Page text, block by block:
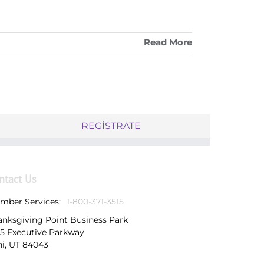
Read More
REGÍSTRATE
Us
Services: 1-800-371-3515
Point Business Park
Executive Parkway
UT 84043